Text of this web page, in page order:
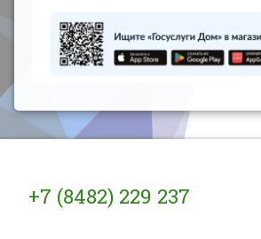
Тел:
+7 (8482) 229 237